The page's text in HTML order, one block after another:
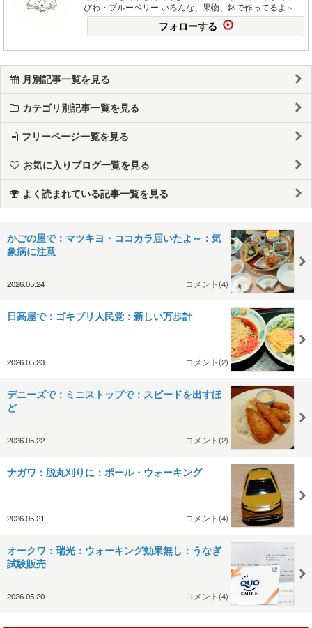
びわ・ブルーベリー いろんな、果物、鉢で作ってるよ～
フォローする
月別記事一覧を見る
カテゴリ別記事一覧を見る
フリーページ一覧を見る
お気に入りブログ一覧を見る
よく読まれている記事一覧を見る
かごの屋で：マツキヨ・ココカラ届いたよ～：気
象病に注意
2026.05.24 コメント(4)
日高屋で：ゴキブリ人民党：新しい万歩計
2026.05.23 コメント(2)
デニーズで：ミニストップで：スピードを出すほ
ど
2026.05.22 コメント(2)
ナガワ：脱丸刈りに：ポール・ウォーキング
2026.05.21 コメント(4)
オークワ：瑞光：ウォーキング効果無し：うなぎ
試験販売
2026.05.20 コメント(4)